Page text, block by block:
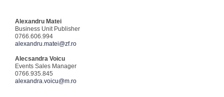
Alexandru Matei
Business Unit Publisher
0766.606.994
alexandru.matei@zf.ro
Alecsandra Voicu
Events Sales Manager
0766.935.845
alexandra.voicu@m.ro